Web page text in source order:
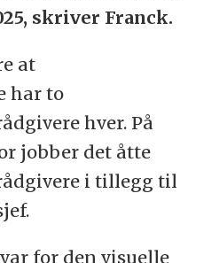
skriver Franck.
at
har to
hver. På
jobber det åtte
i tillegg til
for den visuelle